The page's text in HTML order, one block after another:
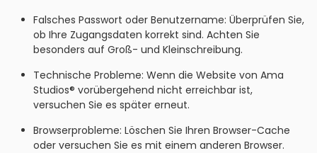
Falsches Passwort oder Benutzername: Überprüfen Sie,
ob Ihre Zugangsdaten korrekt sind. Achten Sie
besonders auf Groß- und Kleinschreibung.
Technische Probleme: Wenn die Website von Ama
Studios® vorübergehend nicht erreichbar ist,
versuchen Sie es später erneut.
Browserprobleme: Löschen Sie Ihren Browser-Cache
oder versuchen Sie es mit einem anderen Browser.